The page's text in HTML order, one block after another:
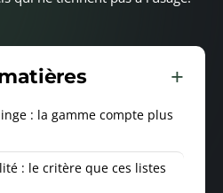
: la gamme compte plus
: le critère que ces listes